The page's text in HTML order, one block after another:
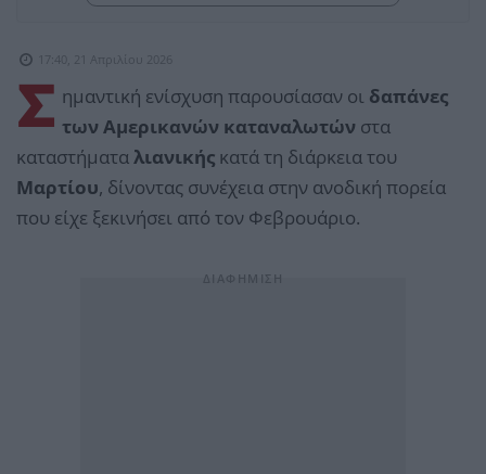
17:40, 21 Απριλίου 2026
Σ ημαντική ενίσχυση παρουσίασαν οι δαπάνες
των Αμερικανών καταναλωτών στα
καταστήματαλιανικής κατά τη διάρκεια του
Μαρτίου, δίνοντας συνέχεια στην ανοδική πορεία
που είχε ξεκινήσει από τον Φεβρουάριο.